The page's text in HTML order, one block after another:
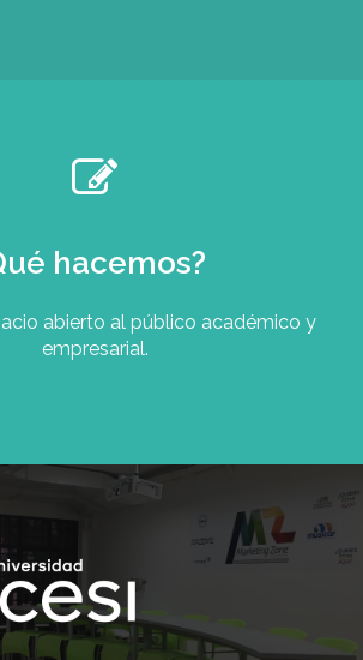
hacemos?
abierto al público académico y
empresarial.